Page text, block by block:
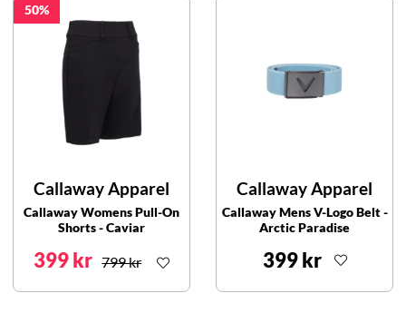
50
Callaway Apparel
Callaway Womens Pull-On
Shorts - Caviar
399 kr 799 kr
Callaway Apparel
Callaway Mens V-Logo Belt -
Arctic Paradise
399 kr